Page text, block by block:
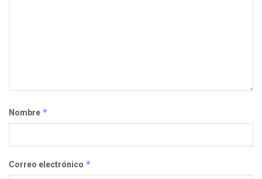
Nombre *
Correo electrónico *